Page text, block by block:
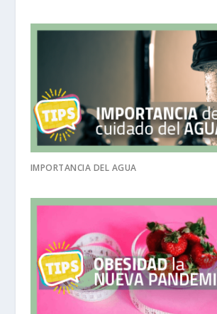
IMPORTANCIA DEL AGUA